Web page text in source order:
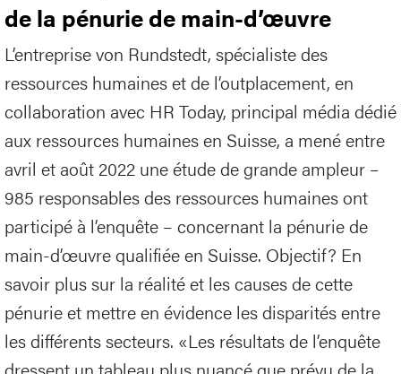
de la pénurie de main-d’œuvre
L’entreprise von Rundstedt, spécialiste des
ressources humaines et de l’outplacement, en
collaboration avec HR Today, principal média dédié
aux ressources humaines en Suisse, a mené entre
avril et août 2022 une étude de grande ampleur –
985 responsables des ressources humaines ont
participé à l’enquête – concernant la pénurie de
main-d’œuvre qualifiée en Suisse. Objectif? En
savoir plus sur la réalité et les causes de cette
pénurie et mettre en évidence les disparités entre
les différents secteurs. «Les résultats de l’enquête